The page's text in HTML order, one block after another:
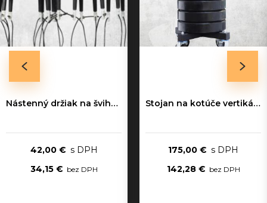
Nástenný držiak na švihadlá | ULTRA
42,00 €
34,15 €
Stojan na kotúče vertikálny | ULTRA
175,00 €
142,28 €